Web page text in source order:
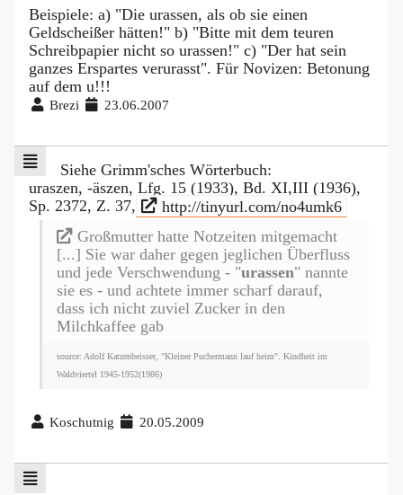
Beispiele: a) "Die urassen, als ob sie einen
Geldscheißer hätten!" b) "Bitte mit dem teuren
Schreibpapier nicht so urassen!" c) "Der hat sein
ganzes Erspartes verurasst". Für Novizen: Betonung
auf dem u!!!
Brezi 23.06.2007
Siehe Grimm'sches Wörterbuch:
uraszen, -äszen, Lfg. 15 (1933), Bd. XI,III (1936),
Sp. 2372, Z. 37,
http://tinyurl.com/no4umk6
Großmutter hatte Notzeiten mitgemacht
[...] Sie war daher gegen jeglichen Überfluss
und jede Verschwendung - "urassen" nannte
sie es - und achtete immer scharf darauf,
dass ich nicht zuviel Zucker in den
Milchkaffee gab
source: Adolf Katzenbeisser, ‎"Kleiner Puchermann lauf heim". Kindheit im
Waldviertel 1945-1952(1986)
Koschutnig 20.05.2009